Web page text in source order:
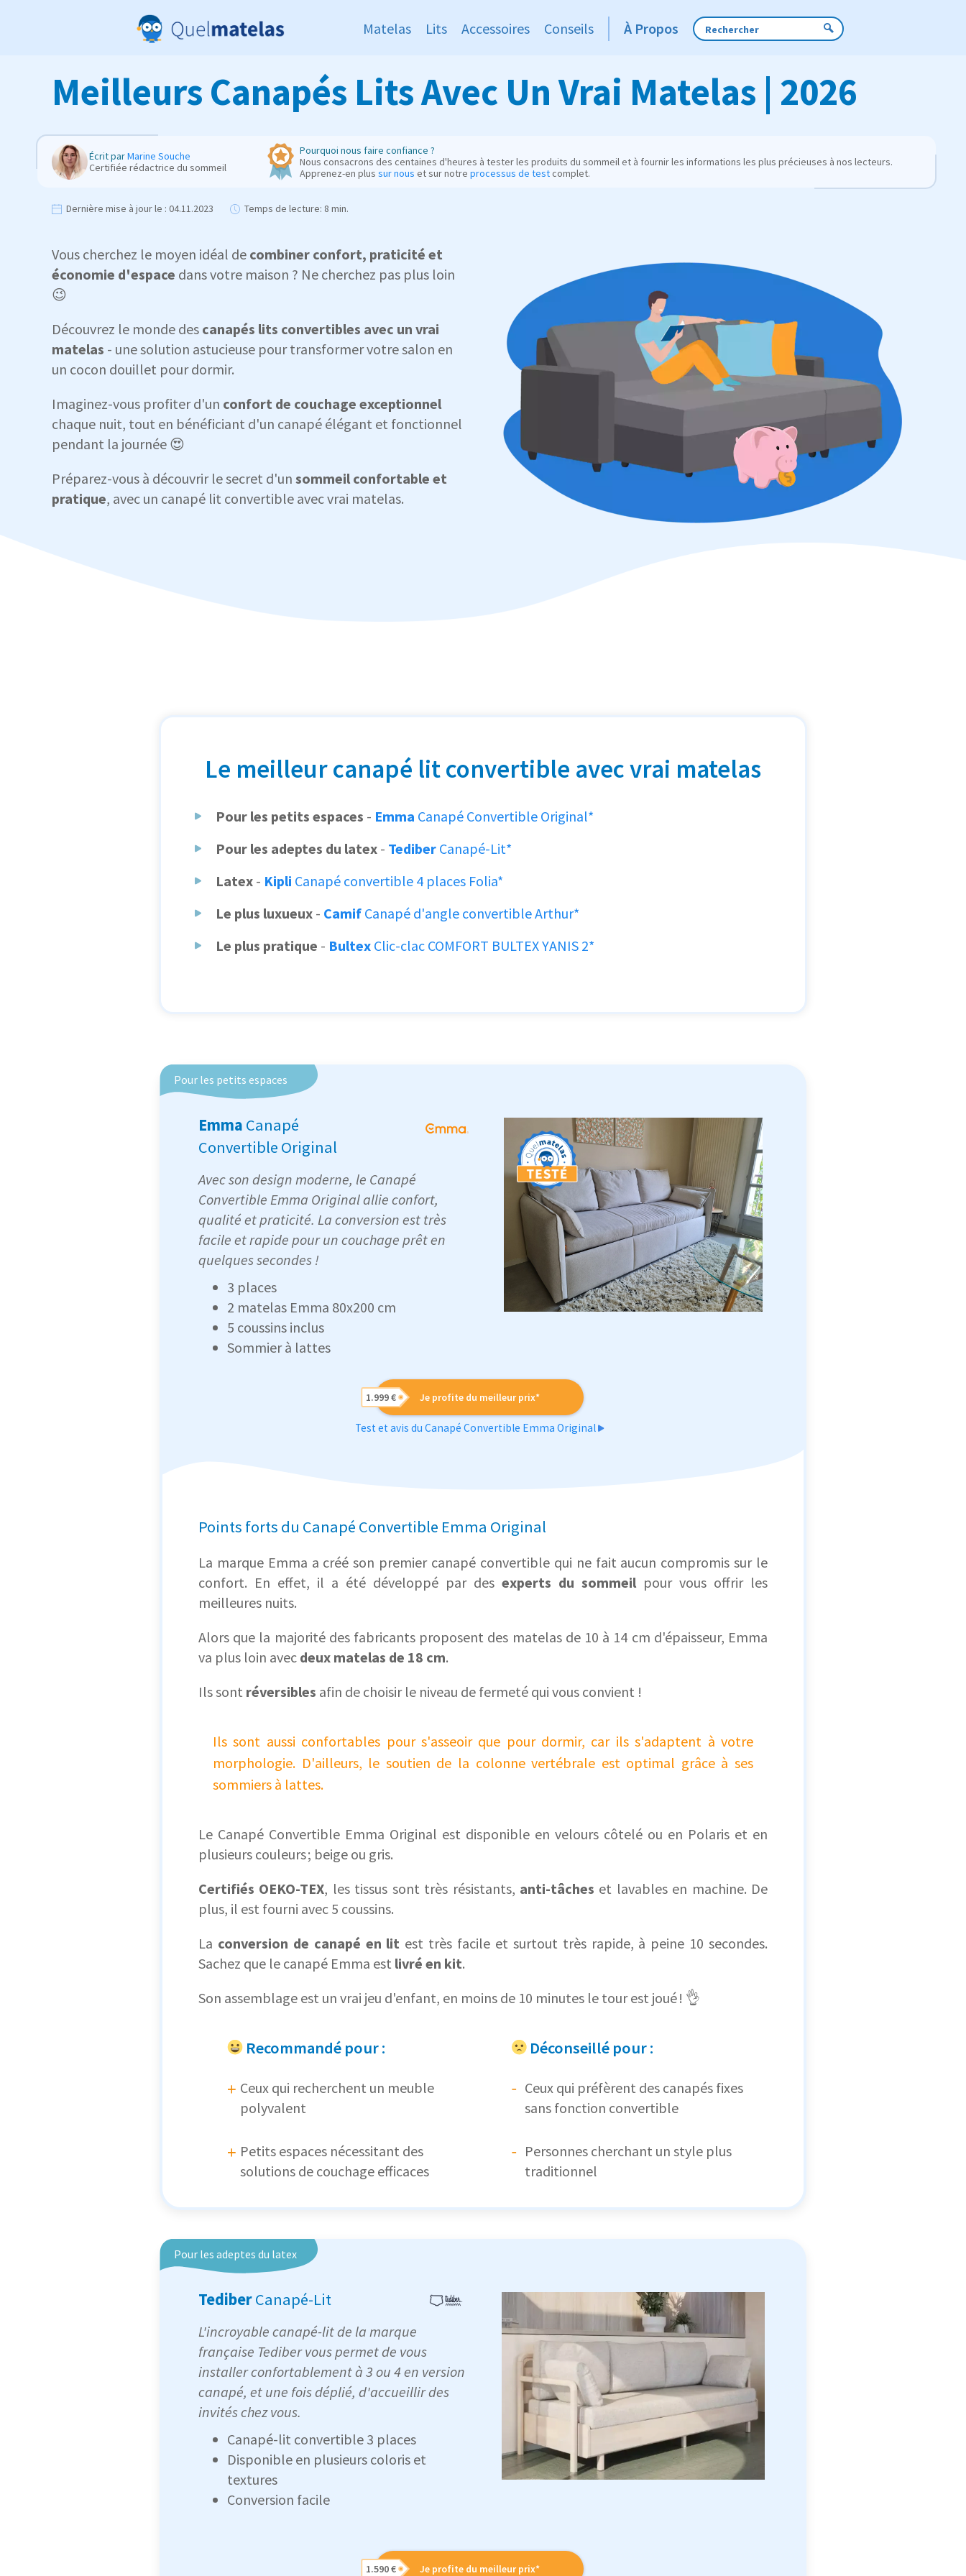
Matelas Lits Accessoires Conseils À Propos
Meilleurs Canapés Lits Avec Un Vrai Matelas | 2026
Écrit parMarine Souche
Certifiée rédactrice du sommeil
Pourquoi nous faire confiance ?
Nous consacrons des centaines d'heures à tester les produits du sommeil et à fournir les informations les plus précieuses à nos lecteurs.
Apprenez-en plus sur nous et sur notre processus de testcomplet.
Dernière mise à jour le : 04.11.2023 Temps de lecture: 8 min.
Vous cherchez le moyen idéal de combiner confort, praticité et
économie d'espace dans votre maison ? Ne cherchez pas plus loin
😉
Découvrez le monde des canapés lits convertibles avec un vrai
matelas - une solution astucieuse pour transformer votre salon en
un cocon douillet pour dormir.
Imaginez-vous profiter d'un confort de couchage exceptionnel
chaque nuit, tout en bénéficiant d'un canapé élégant et fonctionnel
pendant la journée 😍
Préparez-vous à découvrir le secret d'un sommeil confortable et
pratique, avec un canapé lit convertible avec vrai matelas.
Le meilleur canapé lit convertible avec vrai matelas
Pour les petits espaces - Emma Canapé Convertible Original*
Pour les adeptes du latex - Tediber Canapé-Lit*
Latex - Kipli Canapé convertible 4 places Folia*
Le plus luxueux - Camif Canapé d'angle convertible Arthur*
Le plus pratique - Bultex Clic-clac COMFORT BULTEX YANIS 2*
Pour les petits espaces
Emma Canapé
Convertible Original
Avec son design moderne, le Canapé
Convertible Emma Original allie confort,
qualité et praticité. La conversion est très
facile et rapide pour un couchage prêt en
quelques secondes !
3 places
2 matelas Emma 80x200 cm
5 coussins inclus
Sommier à lattes
Je profite du meilleur prix*
1.999 €
Test et avis du Canapé Convertible Emma Original
Points forts du Canapé Convertible Emma Original
La marque Emma a créé son premier canapé convertible qui ne fait aucun compromis sur le
confort. En effet, il a été développé par des experts du sommeil pour vous offrir les
meilleures nuits.
Alors que la majorité des fabricants proposent des matelas de 10 à 14 cm d'épaisseur, Emma
va plus loin avec deux matelas de 18 cm.
Ils sont réversibles afin de choisir le niveau de fermeté qui vous convient !
Ils sont aussi confortables pour s'asseoir que pour dormir, car ils s'adaptent à votre
morphologie. D'ailleurs, le soutien de la colonne vertébrale est optimal grâce à ses
sommiers à lattes.
Le Canapé Convertible Emma Original est disponible en velours côtelé ou en Polaris et en
plusieurs couleurs ; beige ou gris.
Certifiés OEKO-TEX, les tissus sont très résistants, anti-tâches et lavables en machine. De
plus, il est fourni avec 5 coussins.
La conversion de canapé en lit est très facile et surtout très rapide, à peine 10 secondes.
Sachez que le canapé Emma est livré en kit.
Son assemblage est un vrai jeu d'enfant, en moins de 10 minutes le tour est joué ! 👌
Recommandé pour :
Ceux qui recherchent un meuble
polyvalent
Petits espaces nécessitant des
solutions de couchage efficaces
Déconseillé pour :
Ceux qui préfèrent des canapés fixes
sans fonction convertible
Personnes cherchant un style plus
traditionnel
Pour les adeptes du latex
TediberCanapé-Lit
L'incroyable canapé-lit de la marque
française Tediber vous permet de vous
installer confortablement à 3 ou 4 en version
canapé, et une fois déplié, d'accueillir des
invités chez vous.
Canapé-lit convertible 3 places
Disponible en plusieurs coloris et
textures
Conversion facile
Je profite du meilleur prix*
1.590 €